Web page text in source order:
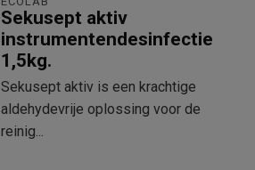
Sekusept aktiv
instrumentendesinfectie
1,5kg.
Sekusept aktiv is een krachtige
aldehydevrije oplossing voor de
reinig...